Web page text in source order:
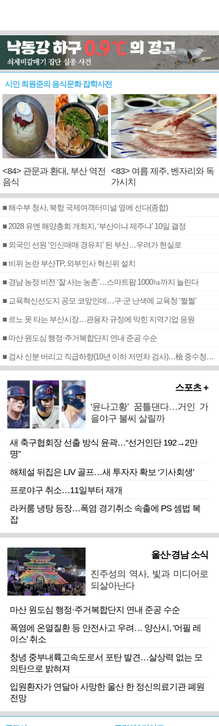
시인 최원준의 음식문화 잡학사전
<84> 관문과 환대, 부산 역전
음식
<83> 여름 제주, 벤자리와 독
가시치
■ 해수부 청사, 북항 국제여객터미널 옆에 선다(종합)
■ 2028 유엔 해양총회 개최지, ‘부산이냐 제주냐’ 10일 결정
■ 외국인 선원 ‘인신매매 경유지’ 된 부산…우려가 현실로
■ 비위 논란 부산TP, 외부인사 혁신위 설치
■ 경남 농정 비전 ‘잘 사는 농촌’…스마트팜 1000㏊까지 늘린다
■ 교육혁신선도지 공모 코앞인데…구·군 난색에 교육청 ‘쩔쩔’
■ 르노 못 타는 부산시장…관용차 규정에 막힌 지역기업 응원
■ 마산 원도심 행정·주거복합단지 연내 준공 수순
■ 검사 신분 버리고 직급하향(10년 이하 저연차 검사)…檢 중수청행 기피
스포츠 +
‘윤나고황’ 꿈틀댄다…거인 가
을야구 불씨 살릴까
새 축구협회장 선출 방식 윤곽…“선거인단 192→2만
명”
해체설 뒤집은 LIV 골프…새 투자자 확보 ‘기사회생’
프로야구 취소…11일부터 재개
라커룸 냉탕 등장…폭염 경기취소 속출에 PS 셈법 복
잡
울산·경남 소식
진주성의 역사, 빛과 미디어로
되살아난다
마산 원도심 행정·주거복합단지 연내 준공 수순
폭염에 온열질환 등 안전사고 우려… 양산시, '어필 레
이스' 취소
창녕 중부내륙고속도로서 포탄 발견…살상력 없는 모
의탄으로 밝혀져
입원환자가 연달아 사망한 울산 한 정신의료기관 폐원
전망